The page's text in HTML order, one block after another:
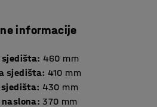
informacije
sjedišta: 460 mm
sjedišta: 410 mm
: 430 mm
: 370 mm